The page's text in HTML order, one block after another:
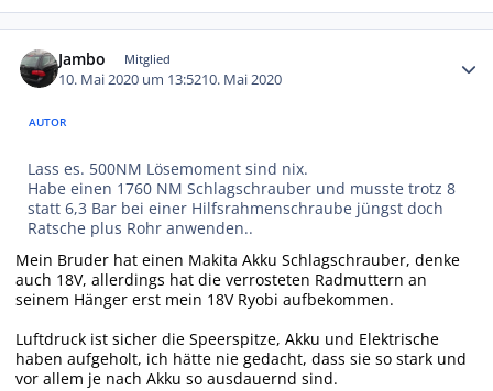
Jambo Mitglied
10. Mai 2020 um 13:5210. Mai 2020
AUTOR
Lass es. 500NM Lösemoment sind nix.
Habe einen 1760 NM Schlagschrauber und musste trotz 8
statt 6,3 Bar bei einer Hilfsrahmenschraube jüngst doch
Ratsche plus Rohr anwenden..
Mein Bruder hat einen Makita Akku Schlagschrauber, denke
auch 18V, allerdings hat die verrosteten Radmuttern an
seinem Hänger erst mein 18V Ryobi aufbekommen.
Luftdruck ist sicher die Speerspitze, Akku und Elektrische
haben aufgeholt, ich hätte nie gedacht, dass sie so stark und
vor allem je nach Akku so ausdauernd sind.